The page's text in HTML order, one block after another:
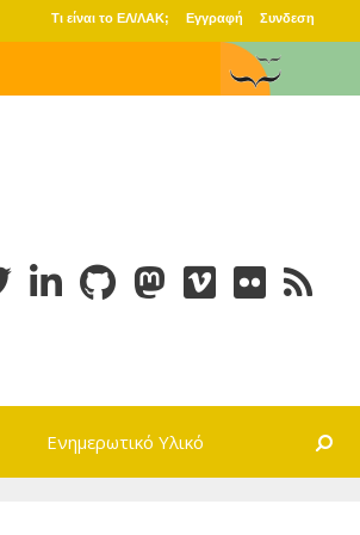
Τι είναι το ΕΛ/ΛΑΚ; Εγγραφή Συνδεση
Ενημερωτικό Υλικό Search